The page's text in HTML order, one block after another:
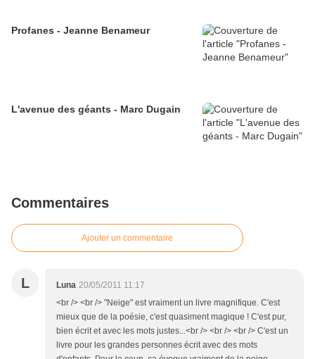
Profanes - Jeanne Benameur
L'avenue des géants - Marc Dugain
Commentaires
Ajouter un commentaire
L Luna 20/05/2011 11:17
<br /> <br /> "Neige" est vraiment un livre magnifique. C'est
mieux que de la poésie, c'est quasiment magique ! C'est pur,
bien écrit et avec les mots justes...<br /> <br /> <br /> C'est un
livre pour les grandes personnes écrit avec des mots